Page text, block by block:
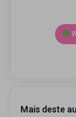
Mais deste